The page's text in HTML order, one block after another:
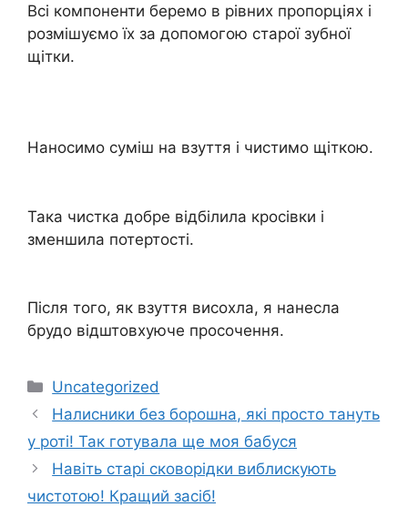
Всі компоненти беремо в рівних пропорціях і
розмішуємо їх за допомогою старої зубної
щітки.
Наносимо суміш на взуття і чистимо щіткою.
Така чистка добре відбілила кросівки і
зменшила потертості.
Після того, як взуття висохла, я нанесла
брудо відштовхуюче просочення.
Категорії
Uncategorized
Налисники без борошна, які просто тануть
у роті! Так готувала ще моя бабуся
Навіть старі сковорідки виблискують
чистотою! Кращий засіб!